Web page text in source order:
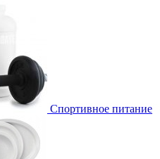
Спортивное питание